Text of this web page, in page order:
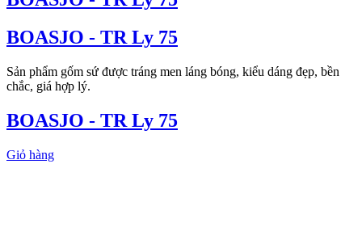
BOASJO - TR Ly 75
Sản phẩm gốm sứ được tráng men láng bóng, kiểu dáng đẹp, bền
chắc, giá hợp lý.
BOASJO - TR Ly 75
Giỏ hàng